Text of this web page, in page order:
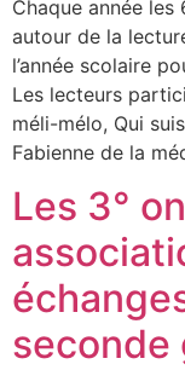
Chaque année
autour de la
l’année scolaire
Les lecteurs
méli-mélo, Qui
Fabienne de la
Les 3°
seconde